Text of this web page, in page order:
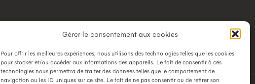
Gérer le consentement aux cookies
Pour offrir les meilleures expériences, nous utilisons des technologies telles que les cookies
pour stocker et/ou accéder aux informations des appareils. Le fait de consentir à ces
technologies nous permettra de traiter des données telles que le comportement de
navigation ou les ID uniques sur ce site. Le fait de ne pas consentir ou de retirer son